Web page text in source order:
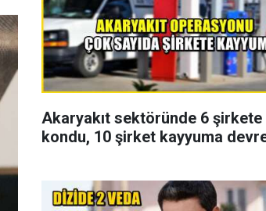
Akaryakıt sektöründe 6 şirkete
kondu, 10 şirket kayyuma